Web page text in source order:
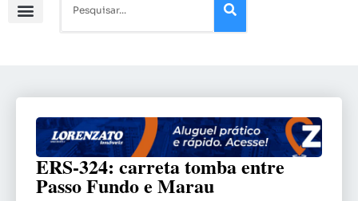
ERS-324: carreta tomba entre
Passo Fundo e Marau